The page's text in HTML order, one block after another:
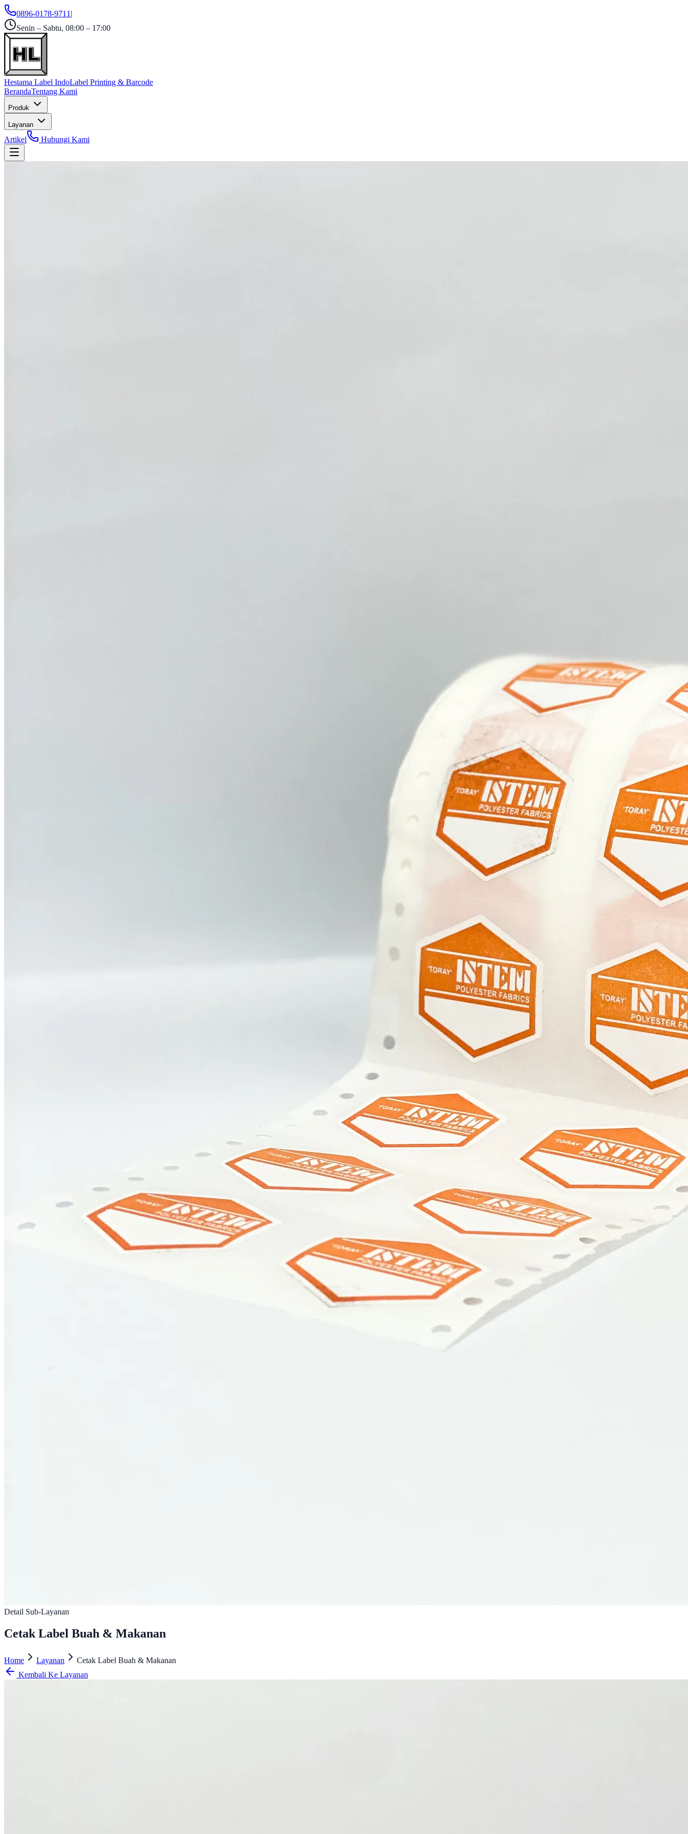
0896-0178-9711 |
Senin – Sabtu, 08:00 – 17:00
Hestama Label IndoLabel Printing & Barcode
BerandaTentang Kami
Produk
Layanan
Artikel Hubungi Kami
Detail Sub-Layanan
Cetak Label Buah & Makanan
Home Layanan
Cetak Label Buah & Makanan
Kembali Ke Layanan